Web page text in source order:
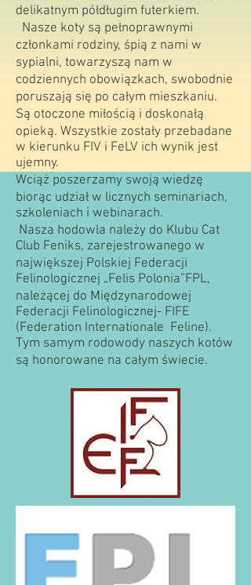
delikatnym półdługim futerkiem.
Nasze koty są pełnoprawnymi
członkami rodziny, śpią z nami w
sypialni, towarzyszą nam w
codziennych obowiązkach, swobodnie
poruszają się po całym mieszkaniu.
Są otoczone miłością i doskonałą
opieką. Wszystkie zostały przebadane
w kierunku FIV i FeLV ich wynik jest
ujemny.
Wciąż poszerzamy swoją wiedzę
biorąc udział w licznych seminariach,
szkoleniach i webinarach.
Nasza hodowla należy do Klubu Cat
Club Feniks, zarejestrowanego w
największej Polskiej Federacji
Felinologicznej „Felis Polonia”FPL,
należącej do Międzynarodowej
Federacji Felinologicznej- FIFE
(Federation Internationale Feline).
Tym samym rodowody naszych kotów
są honorowane na całym świecie.